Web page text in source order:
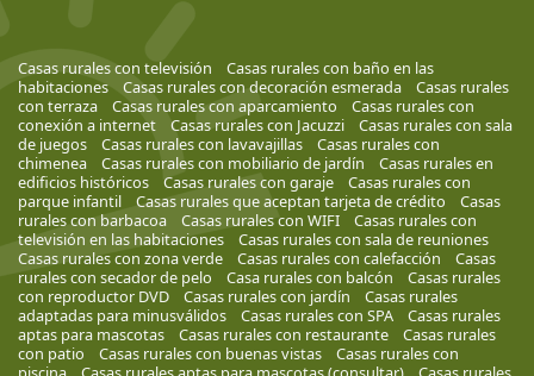
Casas rurales con televisión
Casas rurales con baño en las
habitaciones
Casas rurales con decoración esmerada
Casas rurales
con terraza
Casas rurales con aparcamiento
Casas rurales con
conexión a internet
Casas rurales con Jacuzzi
Casas rurales con sala
de juegos
Casas rurales con lavavajillas
Casas rurales con
chimenea
Casas rurales con mobiliario de jardín
Casas rurales en
edificios históricos
Casas rurales con garaje
Casas rurales con
parque infantil
Casas rurales que aceptan tarjeta de crédito
Casas
rurales con barbacoa
Casas rurales con WIFI
Casas rurales con
televisión en las habitaciones
Casas rurales con sala de reuniones
Casas rurales con zona verde
Casas rurales con calefacción
Casas
rurales con secador de pelo
Casa rurales con balcón
Casas rurales
con reproductor DVD
Casas rurales con jardín
Casas rurales
adaptadas para minusválidos
Casas rurales con SPA
Casas rurales
aptas para mascotas
Casas rurales con restaurante
Casas rurales
con patio
Casas rurales con buenas vistas
Casas rurales con